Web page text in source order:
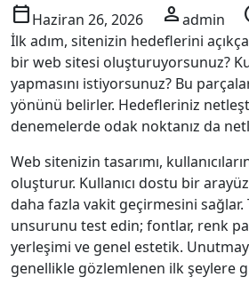
calendar_todayHaziran 26, 2026 personadmin
İlk adım, sitenizin hedeflerini
bir web sitesi oluşturuyorsunuz?
yapmasını istiyorsunuz? Bu
yönünü belirler. Hedefleriniz
denemelerde odak noktanız da
Web sitenizin tasarımı,
oluşturur. Kullanıcı dostu bir
daha fazla vakit geçirmesini sağlar.
unsurunu test edin; fontlar, renk
yerleşimi ve genel estetik.
genellikle gözlemlenen ilk şeylere